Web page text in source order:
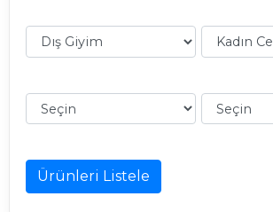
Ürünleri Listele